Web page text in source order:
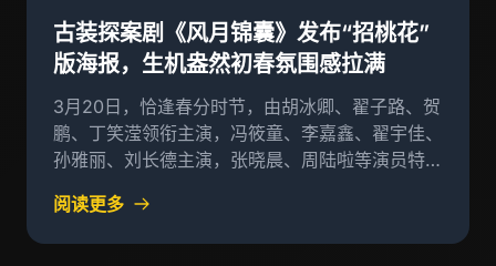
古装探案剧《风月锦囊》发布“招桃花”
版海报，生机盎然初春氛围感拉满
3月20日，恰逢春分时节，由胡冰卿、翟子路、贺
鹏、丁笑滢领衔主演，冯筱童、李嘉鑫、翟宇佳、
孙雅丽、刘长德主演，张晓晨、周陆啦等演员特别
阅读更多